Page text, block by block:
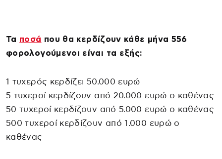
Τα ποσά που θα κερδίζουν κάθε μήνα 556
φορολογούμενοι είναι τα εξής:
1 τυχερός κερδίζει 50.000 ευρώ
5 τυχεροί κερδίζουν από 20.000 ευρώ ο καθένας
50 τυχεροί κερδίζουν από 5.000 ευρώ ο καθένας
500 τυχεροί κερδίζουν από 1.000 ευρώ ο
καθένας